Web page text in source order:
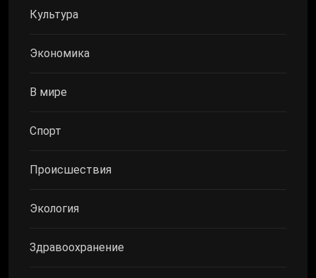
Культура
Экономика
В мире
Спорт
Происшествия
Экология
Здравоохранение